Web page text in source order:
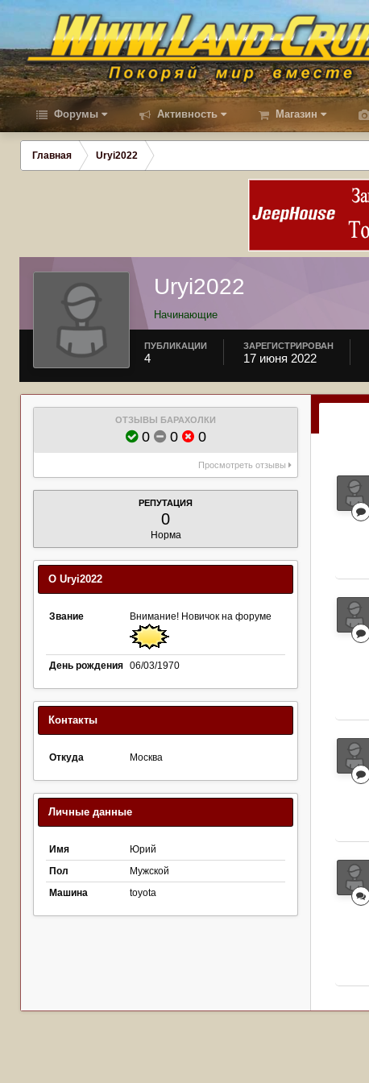
Форумы Активность Магазин
Главная Uryi2022
Uryi2022
Начинающие
ПУБЛИКАЦИИ
4
ЗАРЕГИСТРИРОВАН
17 июня 2022
ОТЗЫВЫ БАРАХОЛКИ
0 0 0
Просмотреть отзывы
РЕПУТАЦИЯ
0
Норма
О Uryi2022
Звание Внимание! Новичок на форуме
День рождения 06/03/1970
Контакты
Откуда Москва
Личные данные
Имя
Юрий
Пол
Мужской
Машина
toyota